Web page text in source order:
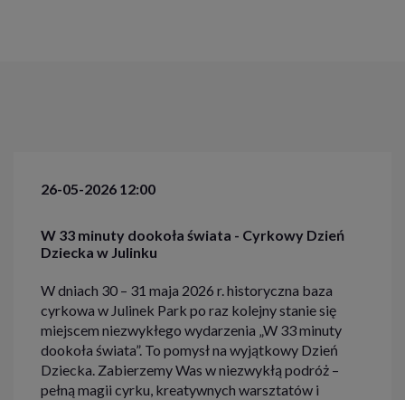
26-05-2026 12:00
W 33 minuty dookoła świata - Cyrkowy Dzień
Dziecka w Julinku
W dniach 30 – 31 maja 2026 r. historyczna baza
cyrkowa w Julinek Park po raz kolejny stanie się
miejscem niezwykłego wydarzenia „W 33 minuty
dookoła świata”. To pomysł na wyjątkowy Dzień
Dziecka. Zabierzemy Was w niezwykłą podróż –
pełną magii cyrku, kreatywnych warsztatów i